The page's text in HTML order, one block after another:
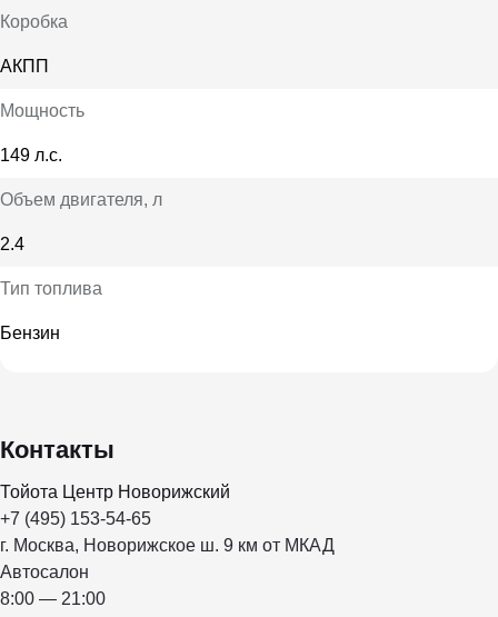
Коробка
АКПП
Мощность
149 л.с.
Объем двигателя, л
2.4
Тип топлива
Бензин
Контакты
Тойота Центр Новорижский
+7 (495) 153-54-65
г. Москва, Новорижское ш. 9 км от МКАД
Автосалон
8:00 — 21:00